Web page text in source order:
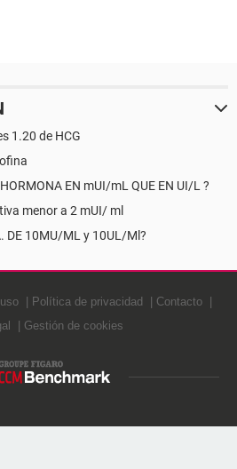
1.20 de HCG
EN mUI/mL QUE EN UI/L ?
menor a 2 mUI/ ml
DE 10MU/ML y 10UL/Ml?
Política de privacidad
Contacto
Gestión de cookies